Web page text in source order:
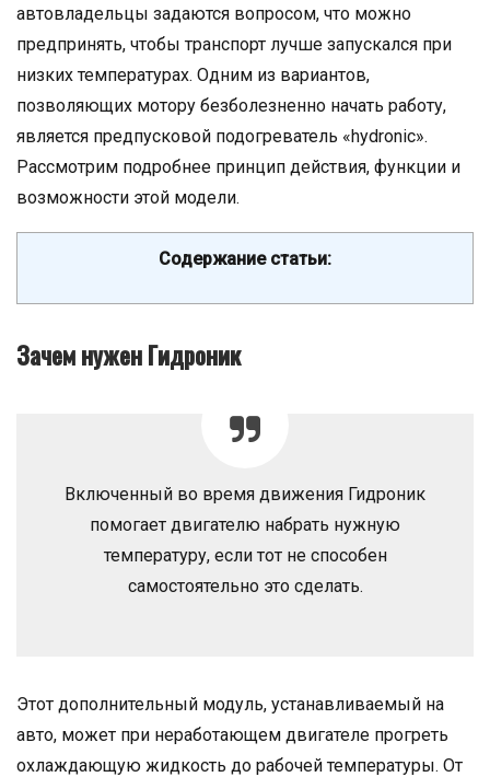
автовладельцы задаются вопросом, что можно
предпринять, чтобы транспорт лучше запускался при
низких температурах. Одним из вариантов,
позволяющих мотору безболезненно начать работу,
является предпусковой подогреватель «hydronic».
Рассмотрим подробнее принцип действия, функции и
возможности этой модели.
Содержание статьи:
Зачем нужен Гидроник
Включенный во время движения Гидроник
помогает двигателю набрать нужную
температуру, если тот не способен
самостоятельно это сделать.
Этот дополнительный модуль, устанавливаемый на
авто, может при неработающем двигателе прогреть
охлаждающую жидкость до рабочей температуры. От